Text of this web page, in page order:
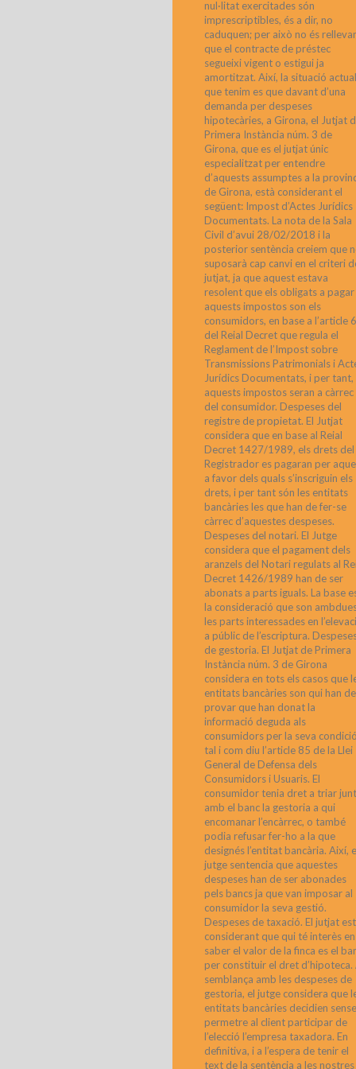
nul·litat exercitades són
imprescriptibles, és a dir, no
caduquen; per això no és
que el contracte de préstec
segueixi vigent o estigui ja
amortitzat. Així, la situació actual
que tenim es que davant d’una
demanda per despeses
hipotecàries, a Girona, el Jutjat
Primera Instància núm. 3 de
Girona, que es el jutjat únic
especialitzat per entendre
d’aquests assumptes a la
de Girona, està considerant el
següent: Impost d’Actes Jurídics
Documentats. La nota de la Sala
Civil d’avui 28/02/2018 i la
posterior sentència creiem que
suposarà cap canvi en el criteri
jutjat, ja que aquest estava
resolent que els obligats a pagar
aquests impostos son els
consumidors, en base a l’article
del Reial Decret que regula el
Reglament de l’Impost sobre
Transmissions Patrimonials i
Jurídics Documentats, i per tant,
aquests impostos seran a càrrec
del consumidor. Despeses del
registre de propietat. El Jutjat
considera que en base al Reial
Decret 1427/1989, els drets del
Registrador es pagaran per
a favor dels quals s’inscriguin els
drets, i per tant són les entitats
bancàries les que han de fer-se
càrrec d’aquestes despeses.
Despeses del notari. El Jutge
considera que el pagament dels
aranzels del Notari regulats al
Decret 1426/1989 han de ser
abonats a parts iguals. La base
la consideració que son
les parts interessades en
a públic de l’escriptura.
de gestoria. El Jutjat de Primera
Instància núm. 3 de Girona
considera en tots els casos que
entitats bancàries son qui han de
provar que han donat la
informació deguda als
consumidors per la seva
tal i com diu l’article 85 de la Llei
General de Defensa dels
Consumidors i Usuaris. El
consumidor tenia dret a triar junt
amb el banc la gestoria a qui
encomanar l’encàrrec, o també
podia refusar fer-ho a la que
designés l’entitat bancària. Així,
jutge sentencia que aquestes
despeses han de ser abonades
pels bancs ja que van imposar al
consumidor la seva gestió.
Despeses de taxació. El jutjat
considerant que qui té interès en
saber el valor de la finca es el
per constituir el dret d’hipoteca.
semblança amb les despeses de
gestoria, el jutge considera que
entitats bancàries decidien sense
permetre al client participar de
l’elecció l’empresa taxadora. En
definitiva, i a l’espera de tenir el
text de la sentència a les nostres